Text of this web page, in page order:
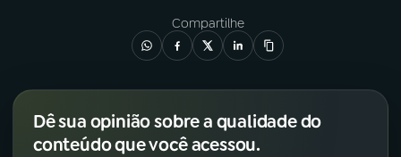
Compartilhe
Dê sua opinião sobre a qualidade do
conteúdo que você acessou.